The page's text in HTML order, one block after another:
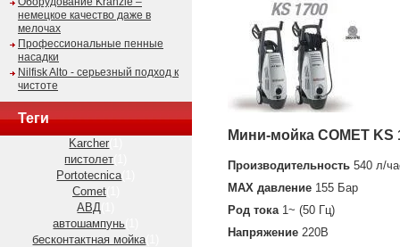
немецкое качество даже в
мелочах
Профессиональные пенные
насадки
Nilfisk Alto - серьезный подход к
чистоте
Теги
Karcher
пистолет
Portotecnica(1)
Comet
АВД
автошампунь
бесконтактная мойка(1)
Мини-мойка COMET KS
Производительность 540 л/
MAX давление 155 Бар
Род тока 1~ (50 Гц)
Напряжение 220В